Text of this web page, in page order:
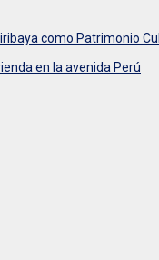
como Patrimonio
en la avenida Perú